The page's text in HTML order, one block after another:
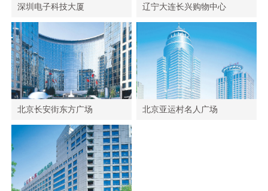
深圳电子科技大厦 辽宁大连长兴购物中心
北京长安街东方广场 北京亚运村名人广场